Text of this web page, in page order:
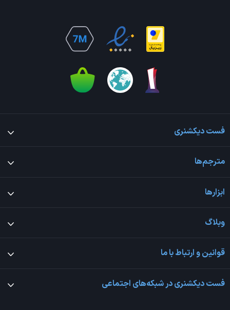
فست دیکشنری
مترجم‌ها
ابزارها
وبلاگ
قوانین و ارتباط با ما
فست دیکشنری در شبکه‌های اجتماعی